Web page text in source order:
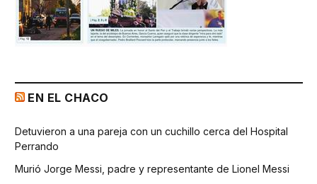
EN EL CHACO
Detuvieron a una pareja con un cuchillo cerca del Hospital
Perrando
Murió Jorge Messi, padre y representante de Lionel Messi